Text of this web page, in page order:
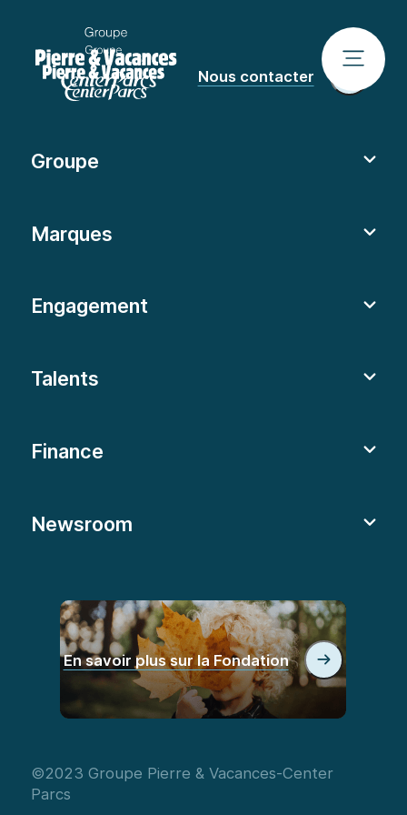
Nous contacter
Groupe
Marques
Engagement
Talents
Finance
Newsroom
En savoir plus sur la Fondation
©2023 Groupe Pierre & Vacances-Center
Parcs